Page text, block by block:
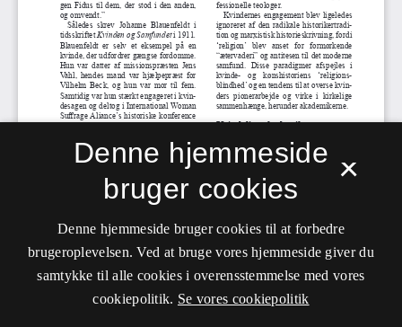
×
Denne hjemmeside
bruger cookies
Denne hjemmeside bruger cookies til at forbedre
brugeroplevelsen. Ved at bruge vores hjemmeside giver du
samtykke til alle cookies i overensstemmelse med vores
cookiepolitik. Se vores cookiepolitik